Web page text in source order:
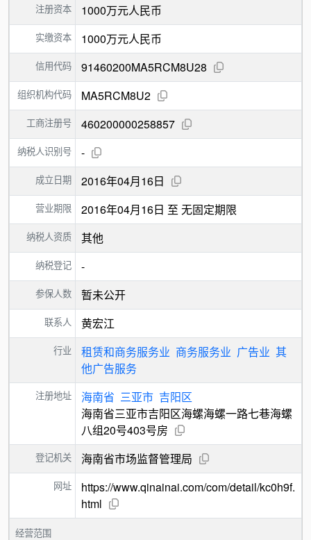
注册资本 1000万元人民币
实缴资本 1000万元人民币
信用代码 91460200MA5RCM8U28
组织机构代码 MA5RCM8U2
工商注册号 460200000258857
纳税人识别号 -
成立日期 2016年04月16日
营业期限 2016年04月16日 至 无固定期限
纳税人资质 其他
纳税登记 -
参保人数 暂未公开
联系人 黄宏江
行业 租赁和商务服务业 商务服务业 广告业 其
他广告服务
注册地址 海南省 三亚市 吉阳区
海南省三亚市吉阳区海螺海螺一路七巷海螺
八组20号403号房
登记机关 海南省市场监督管理局
网址
https://www.qinainai.com/com/detail/kc0h9f.
html
经营范围